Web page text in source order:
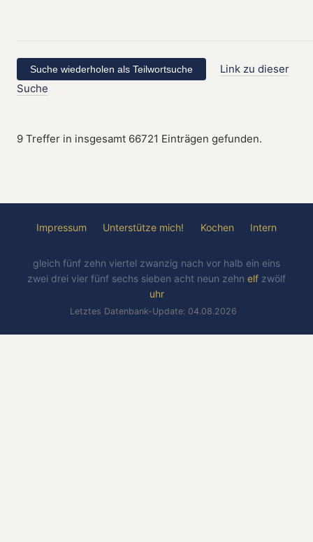
Link zu dieser
Suche
9 Treffer in insgesamt 66721 Einträgen gefunden.
Impressum Unterstütze mich! Kochen Intern
gleich fünf zehn viertel zwanzig nach vor halb ein eins
zwei drei vier fünf sechs sieben acht neun zehn elf zwölf
uhr
Letztes Datenbank-Update: 04.08.2026